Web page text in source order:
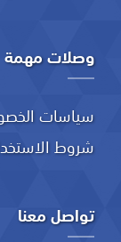
وصلات مهمة
سياسات
شروط
تواصل معنا